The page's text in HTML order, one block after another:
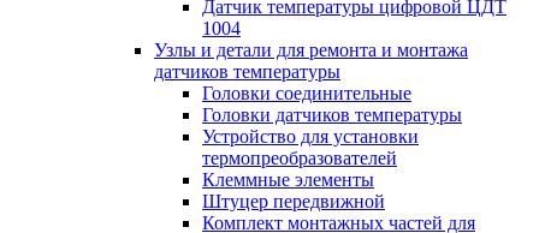
Датчик температуры цифровой ЦДТ
1004
Узлы и детали для ремонта и монтажа
датчиков температуры
Головки соединительные
Головки датчиков температуры
Устройство для установки
термопреобразователей
Клеммные элементы
Штуцер передвижной
Комплект монтажных частей для